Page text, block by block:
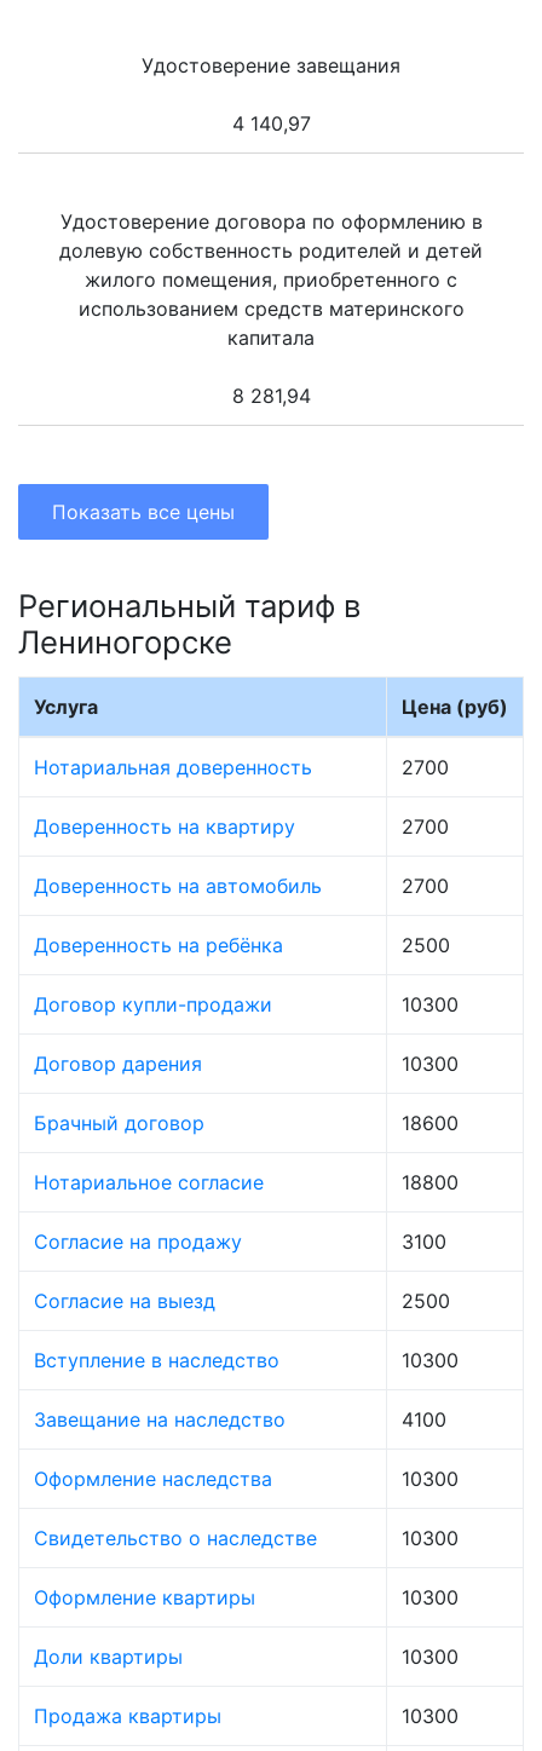
Удостоверение завещания
4 140,97
Удостоверение договора по оформлению в
долевую собственность родителей и детей
жилого помещения, приобретенного с
использованием средств материнского
капитала
8 281,94
Показать все цены
Региональный тариф в
Лениногорске
Услуга Цена (руб)
Нотариальная доверенность 2700
Доверенность на квартиру 2700
Доверенность на автомобиль 2700
Доверенность на ребёнка 2500
Договор купли-продажи 10300
Договор дарения 10300
Брачный договор 18600
Нотариальное согласие 18800
Согласие на продажу 3100
Согласие на выезд 2500
Вступление в наследство 10300
Завещание на наследство 4100
Оформление наследства 10300
Свидетельство о наследстве 10300
Оформление квартиры 10300
Доли квартиры 10300
Продажа квартиры 10300